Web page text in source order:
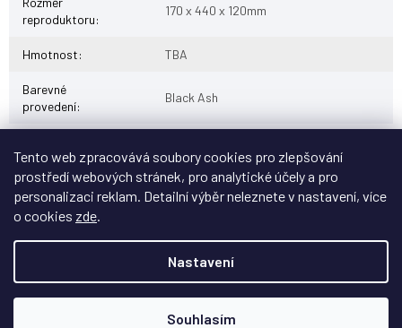
Tento web zpracovává soubory cookies pro zlepšování
prostředí webových stránek, pro analytické účely a pro
personalizaci reklam. Detailní výběr neleznete v nastavení, více
o cookies zde.
Nastavení
Souhlasím
reproduktoru:
170 x 440 x 120mm
Hmotnost: TBA
Barevné
provedení:
Black Ash
Tip